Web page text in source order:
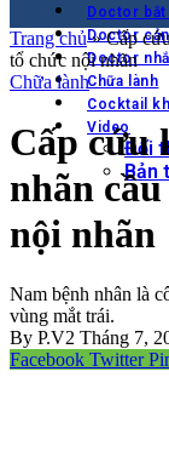
Doctor bắt
Doctor
Doctor
Chữa lành
Cocktail
Video
Đối
Bản
Trang chủ»Cấp
tổ chức nội nhãn
Chữa lành
Cấp cứu
nhãn
nội nhãn
Nam bệnh nhân là
vùng mắt trái.
By P.V2 Tháng 7,
Facebook Twitter